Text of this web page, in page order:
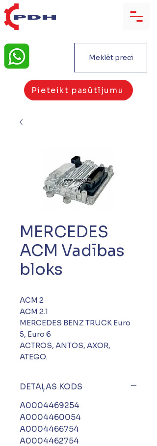
Meklēt preci
Pieteikt pasūtījumu
MERCEDES
ACM Vadības
bloks
ACM 2
ACM 2.1
MERCEDES BENZ TRUCK Euro
5, Euro 6
ACTROS, ANTOS, AXOR,
ATEGO.
DETAĻAS KODS
A0004469254
A0004460054
A0004466754
A0004462754